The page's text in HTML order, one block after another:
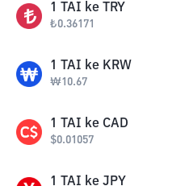
1 TAI ke TRY
₺0.36171
1 TAI ke KRW
₩10.67
1 TAI ke CAD
$0.01057
1 TAI ke JPY